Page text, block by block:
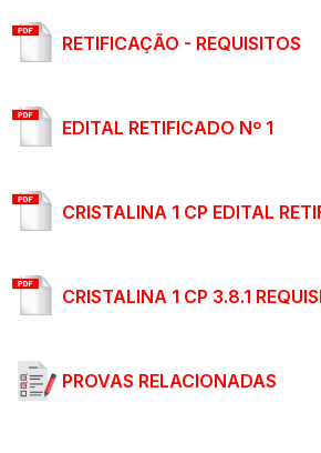
RETIFICAÇÃO - REQUISITOS
EDITAL RETIFICADO Nº 1
CRISTALINA 1 CP EDITAL
CRISTALINA 1 CP 3.8.1
PROVAS RELACIONADAS